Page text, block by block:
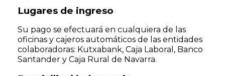
Lugares de ingreso
Su pago se efectuará en cualquiera de las
oficinas y cajeros automáticos de las entidades
colaboradoras: Kutxabank, Caja Laboral, Banco
Santander y Caja Rural de Navarra.